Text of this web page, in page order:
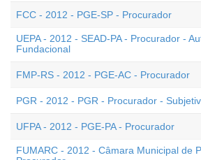
FCC - 2012 - PGE-SP - Procurador
UEPA - 2012 - SEAD-PA - Procurador -
Fundacional
FMP-RS - 2012 - PGE-AC - Procurador
PGR - 2012 - PGR - Procurador -
UFPA - 2012 - PGE-PA - Procurador
FUMARC - 2012 - Câmara Municipal de